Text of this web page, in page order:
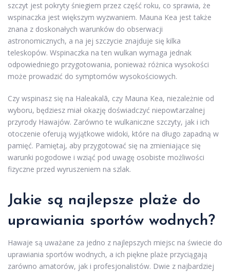
szczyt jest pokryty śniegiem przez część roku, co sprawia, że
wspinaczka jest większym wyzwaniem. Mauna Kea jest także
znana z doskonałych warunków do obserwacji
astronomicznych, a na jej szczycie znajduje się kilka
teleskopów. Wspinaczka na ten wulkan wymaga jednak
odpowiedniego przygotowania, ponieważ różnica wysokości
może prowadzić do symptomów wysokościowych.
Czy wspinasz się na Haleakalā, czy Mauna Kea, niezależnie od
wyboru, będziesz miał okazję doświadczyć niepowtarzalnej
przyrody Hawajów. Zarówno te wulkaniczne szczyty, jak i ich
otoczenie oferują wyjątkowe widoki, które na długo zapadną w
pamięć. Pamiętaj, aby przygotować się na zmieniające się
warunki pogodowe i wziąć pod uwagę osobiste możliwości
fizyczne przed wyruszeniem na szlak.
Jakie są najlepsze plaże do
uprawiania sportów wodnych?
Hawaje są uważane za jedno z najlepszych miejsc na świecie do
uprawiania sportów wodnych, a ich piękne plaże przyciągają
zarówno amatorów, jak i profesjonalistów. Dwie z najbardziej